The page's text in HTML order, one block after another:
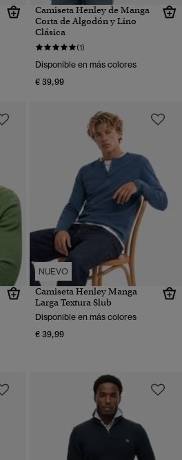
Camiseta Henley de Manga
Corta de Algodón y Lino
Clásica
(1)
Disponible en más colores
€ 39,99
NUEVO
Camiseta Henley Manga
Larga Textura Slub
Disponible en más colores
€ 39,99